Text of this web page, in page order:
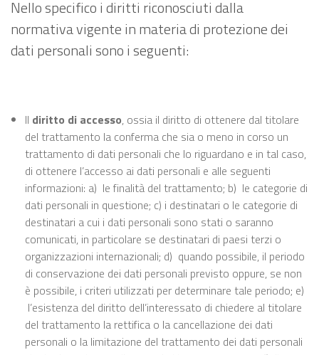
Nello specifico i diritti riconosciuti dalla
normativa vigente in materia di protezione dei
dati personali sono i seguenti:
Il diritto di accesso, ossia il diritto di ottenere dal titolare
del trattamento la conferma che sia o meno in corso un
trattamento di dati personali che lo riguardano e in tal caso,
di ottenere l’accesso ai dati personali e alle seguenti
informazioni: a) le finalità del trattamento; b) le categorie di
dati personali in questione; c) i destinatari o le categorie di
destinatari a cui i dati personali sono stati o saranno
comunicati, in particolare se destinatari di paesi terzi o
organizzazioni internazionali; d) quando possibile, il periodo
di conservazione dei dati personali previsto oppure, se non
è possibile, i criteri utilizzati per determinare tale periodo; e)
l’esistenza del diritto dell’interessato di chiedere al titolare
del trattamento la rettifica o la cancellazione dei dati
personali o la limitazione del trattamento dei dati personali